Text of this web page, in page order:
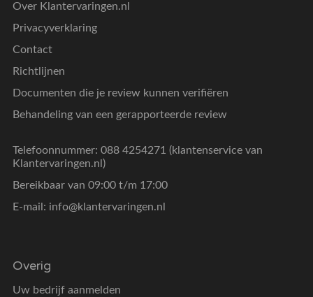
Over Klantervaringen.nl
Privacyverklaring
Contact
Richtlijnen
Documenten die je review kunnen verifiëren
Behandeling van een gerapporteerde review
Telefoonnummer: 088 4254271 (klantenservice van
Klantervaringen.nl)
Bereikbaar van 09:00 t/m 17:00
E-mail: info@klantervaringen.nl
Overig
Uw bedrijf aanmelden